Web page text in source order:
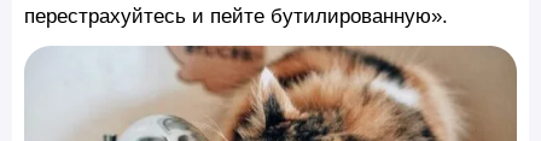
перестрахуйтесь и пейте бутилированную».